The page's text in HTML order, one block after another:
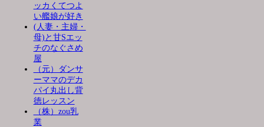
ッカくてつよ
い艦娘が好き
(人妻・主婦・
母)と甘Sエッ
チのなぐさめ
屋
（元）ダンサ
ーママのデカ
パイ丸出し背
徳レッスン
（株）zou乳
業